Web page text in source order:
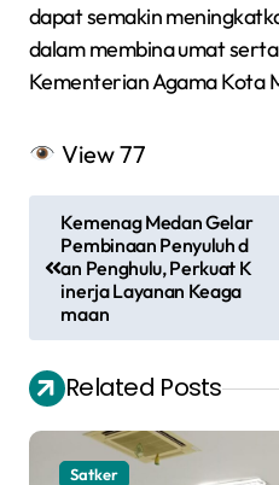
dapat semakin
dalam membina umat
Kementerian Agama Kota
View77
a
i
g
a
s
Kemenag Medan Gelar
Pembinaan Penyuluh d
an Penghulu, Perkuat K
inerja Layanan Keaga
maan
Related Posts
Satker